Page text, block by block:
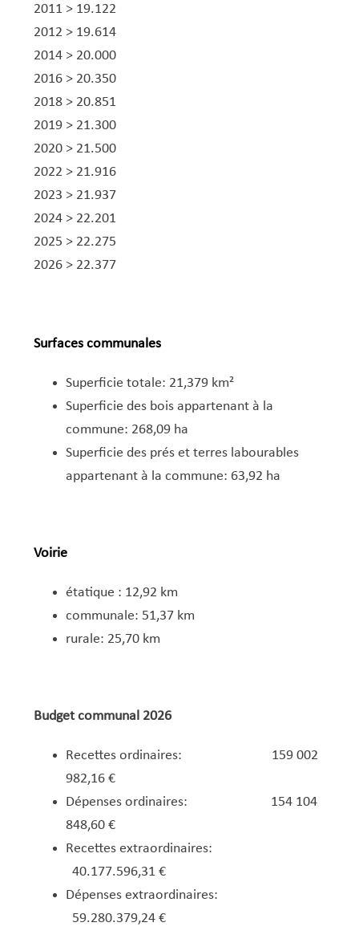
2011 > ​19.122
​2012 > 19.614
​2014 > 20.000​
​2016 > 20.350
​2018 > 20.851
​2019 > 21.300
​2020 > 21.500
2022 > 21.916
2023 > 21.937
2024 > 22.201
2025 > 22.275
2026 > 22.377
Surfaces communales
Superficie totale: 21,379 km²
Superficie des bois appartenant à la
commune: 268,09 ha
Superficie des prés et terres labourables
appartenant à la commune: 63,92 ha
Voirie
​​étatique : 12,92 km
communale: 51,37 km
rurale: 25,70 km
Budget communal 2026
​Recettes ordinaires: 159 002
982,16 €
Dépenses ordinaires: 154 104
848,60 €
Recettes extraordinaires:
40.177.596,31 €
Dépenses extraordinaires:
59.280.379,24 €